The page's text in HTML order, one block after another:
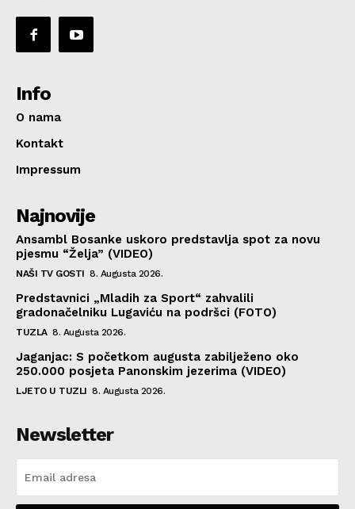
Info
O nama
Kontakt
Impressum
Najnovije
Ansambl Bosanke uskoro predstavlja spot za novu
pjesmu “Želja” (VIDEO)
NAŠI TV GOSTI 8. Augusta 2026.
Predstavnici „Mladih za Sport“ zahvalili
gradonačelniku Lugaviću na podršci (FOTO)
TUZLA 8. Augusta 2026.
Jaganjac: S početkom augusta zabilježeno oko
250.000 posjeta Panonskim jezerima (VIDEO)
LJETO U TUZLI 8. Augusta 2026.
Newsletter